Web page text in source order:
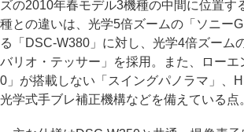
ズの2010年春モデル3機種の中間に位置す
種との違いは、光学5倍ズームの「ソニー
る「DSC-W380」に対し、光学4倍ズーム
バリオ・テッサー」を採用。また、ローエ
0」が搭載しない「スイングパノラマ」、
光学式手ブレ補正機構などを備えている点